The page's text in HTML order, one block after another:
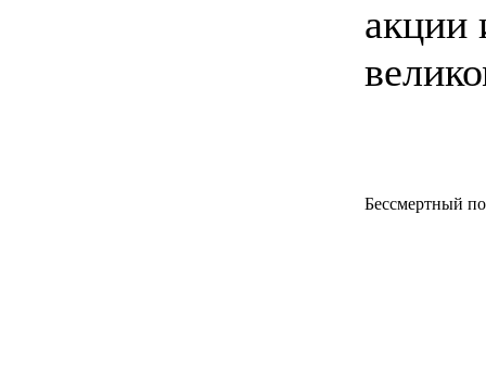
акции
Бессмертный